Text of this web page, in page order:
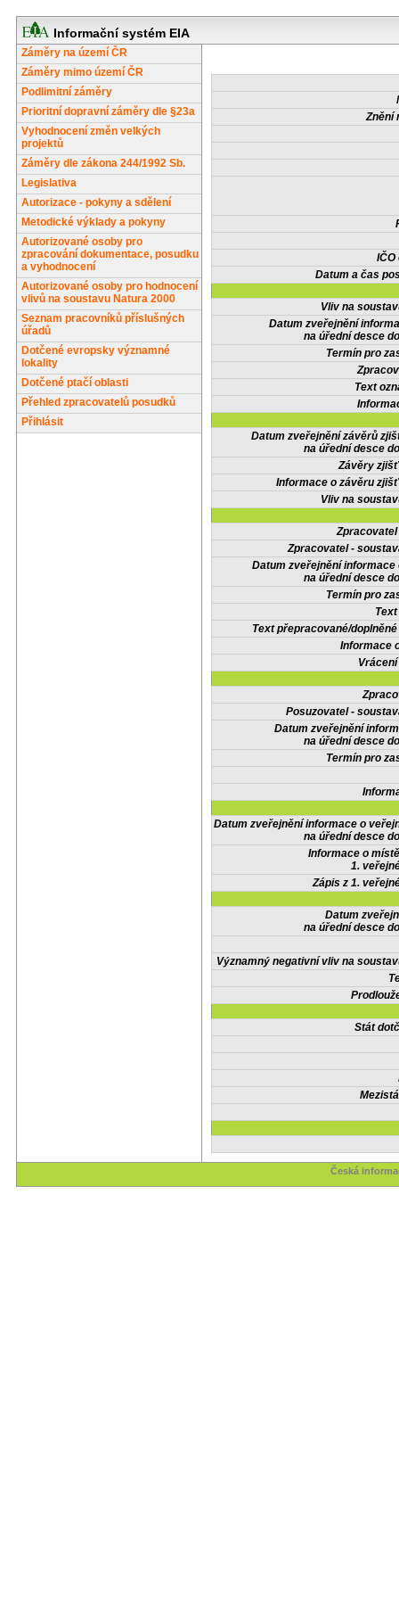
Informační systém EIA
Záměry na území ČR
Záměry mimo území ČR
Podlimitní záměry
Prioritní dopravní záměry dle §23a
Vyhodnocení změn velkých
projektů
Záměry dle zákona 244/1992 Sb.
Legislativa
Autorizace - pokyny a sdělení
Metodické výklady a pokyny
Autorizované osoby pro
zpracování dokumentace, posudku
a vyhodnocení
Autorizované osoby pro hodnocení
vlivů na soustavu Natura 2000
Seznam pracovníků příslušných
úřadů
Dotčené evropsky významné
lokality
Dotčené ptačí oblasti
Přehled zpracovatelů posudků
Přihlásit
Znění
IČO
Datum a čas
Vliv na
Datum zveřejnění
na úřední desce
Termín pro
Text
Datum zveřejnění závěrů
na úřední desce
Závěry
Informace o závěru
Vliv na
Zpracovatel -
Datum zveřejnění informace
na úřední desce
Termín pro
Text přepracované/
Informace
Posuzovatel -
Datum zveřejnění
na úřední desce
Termín pro
Datum zveřejnění informace o
na úřední desce
Informace o
1.
Zápis z 1.
Datum
na úřední desce
Významný negativní vliv na
Stát
Česká